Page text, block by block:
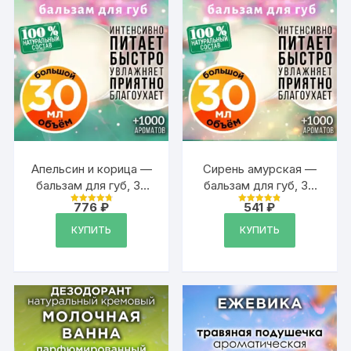
Апельсин и корица —
бальзам для губ, 30
мл
Оценка
776₽
КУПИТЬ
Сирень амурская —
бальзам для губ, 30
мл
Оценка
541₽
КУПИТЬ